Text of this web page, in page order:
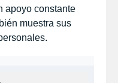
apoyo constante
muestra sus